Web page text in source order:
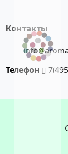
Контакты
Телефон